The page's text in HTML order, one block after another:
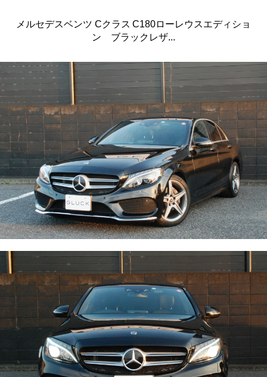
メルセデスベンツ Cクラス C180ローレウスエディショ
ン ブラックレザ...